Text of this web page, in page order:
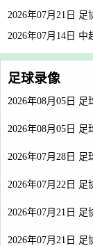
2026年07月21日
2026年07月14日
足球录像
2026年08月05日
2026年08月05日
2026年07月28日
2026年07月22日
2026年07月21日
2026年07月21日